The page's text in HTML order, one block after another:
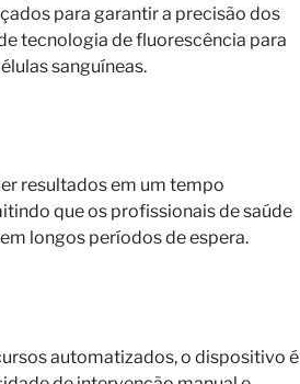
para garantir a precisão dos
tecnologia de fluorescência para
sanguíneas.
resultados em um tempo
que os profissionais de saúde
longos períodos de espera.
automatizados, o dispositivo é